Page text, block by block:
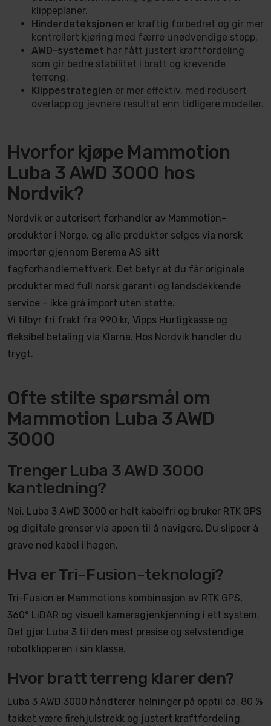
klippeplaner.
Hinderdeteksjonen er kraftig forbedret og gir mer
kontrollert kjøring med færre unødvendige stopp.
AWD-systemet har fått justert kraftfordeling
som gir bedre stabilitet i bratt og krevende
terreng.
Klippestrategien er mer effektiv, med redusert
overlapp og jevnere resultat enn tidligere modeller.
Hvorfor kjøpe Mammotion
Luba 3 AWD 3000 hos
Nordvik?
Nordvik er autorisert forhandler av Mammotion-
produkter i Norge, og alle produkter selges via norsk
importør gjennom Berema AS sitt
fagforhandlernettverk. Det betyr at du får originale
produkter med full norsk garanti og landsdekkende
service – ikke grå import uten støtte.
Vi tilbyr fri frakt fra 990 kr, Vipps Hurtigkasse og
fleksibel betaling via Klarna. Hos Nordvik handler du
trygt.
Ofte stilte spørsmål om
Mammotion Luba 3 AWD
3000
Trenger Luba 3 AWD 3000
kantledning?
Nei. Luba 3 AWD 3000 er helt kabelfri og bruker RTK GPS
og digitale grenser via appen til å navigere. Du slipper å
grave ned kabel i hagen.
Hva er Tri-Fusion-teknologi?
Tri-Fusion er Mammotions kombinasjon av RTK GPS,
360° LiDAR og visuell kameragjenkjenning i ett system.
Det gjør Luba 3 til den mest presise og selvstendige
robotklipperen i sin klasse.
Hvor bratt terreng klarer den?
Luba 3 AWD 3000 håndterer helninger på opptil ca. 80 %
takket være firehjulstrekk og justert kraftfordeling.